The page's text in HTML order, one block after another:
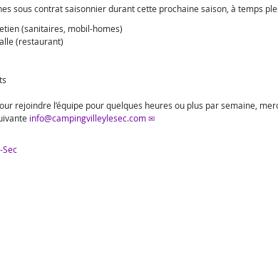
sous contrat saisonnier durant cette prochaine saison, à temps
(sanitaires, mobil-homes)
(restaurant)
rejoindre l’équipe pour quelques heures ou plus par semaine,
info@campingvilleylesec.com
Sec